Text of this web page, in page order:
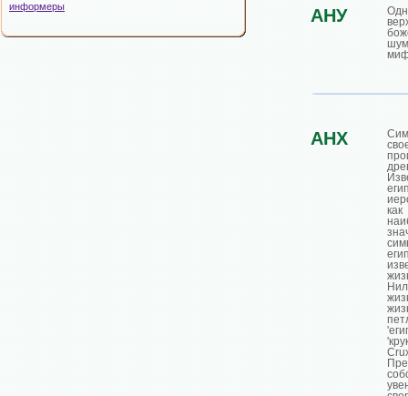
информеры АНУ
АНХ